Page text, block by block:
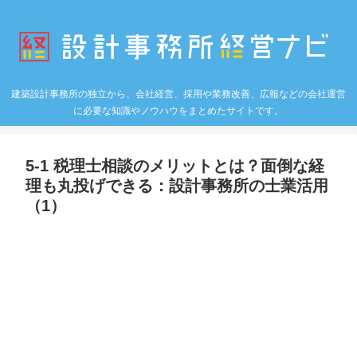
建築設計事務所の独立から、会社経営、採用や業務改善、広報などの会社運営
に必要な知識やノウハウをまとめたサイトです。
5-1 税理士相談のメリットとは？面倒な経
理も丸投げできる：設計事務所の士業活用
（1）